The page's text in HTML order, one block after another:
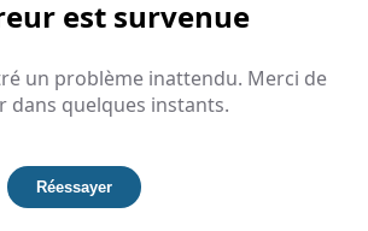
est survenue
un problème inattendu. Merci de
dans quelques instants.
Réessayer